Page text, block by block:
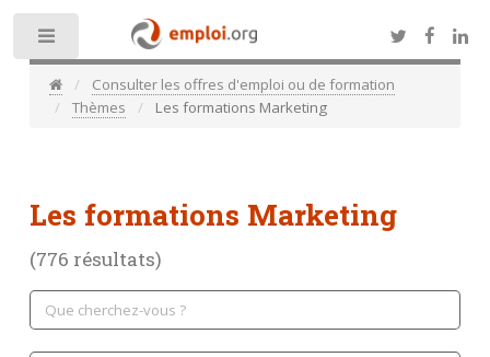
Consulter les offres d'emploi ou de formation
Thèmes
Les formations Marketing
Les formations Marketing
(776 résultats)
Toggle